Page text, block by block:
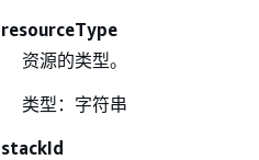
resourceType
资源的类型。
类型：字符串
stackId